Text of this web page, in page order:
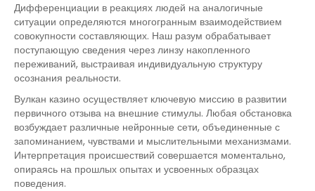
Дифференциации в реакциях людей на аналогичные
ситуации определяются многогранным взаимодействием
совокупности составляющих. Наш разум обрабатывает
поступающую сведения через линзу накопленного
переживаний, выстраивая индивидуальную структуру
осознания реальности.
Вулкан казино осуществляет ключевую миссию в развитии
первичного отзыва на внешние стимулы. Любая обстановка
возбуждает различные нейронные сети, объединенные с
запоминанием, чувствами и мыслительными механизмами.
Интерпретация происшествий совершается моментально,
опираясь на прошлых опытах и усвоенных образцах
поведения.